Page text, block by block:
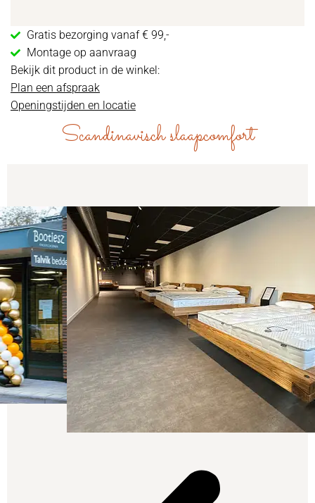
Gratis bezorging vanaf € 99,-
Montage op aanvraag
Bekijk dit product in de winkel:
Plan een afspraak
Openingstijden en locatie
Scandinavisch slaapcomfort